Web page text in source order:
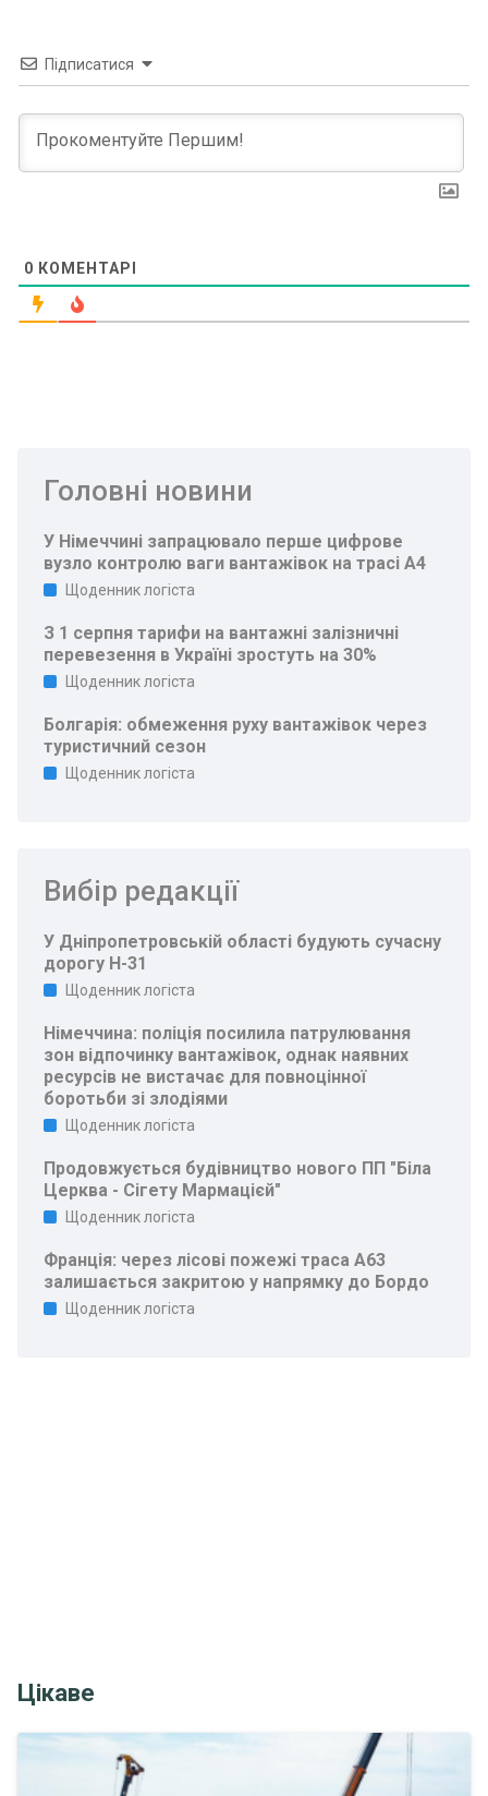
Підписатися
0 КОМЕНТАРІ
Головні новини
У Німеччині запрацювало перше цифрове
вузло контролю ваги вантажівок на трасі A4
Щоденник логіста
З 1 серпня тарифи на вантажні залізничні
перевезення в Україні зростуть на 30%
Щоденник логіста
Болгарія: обмеження руху вантажівок через
туристичний сезон
Щоденник логіста
Вибір редакції
У Дніпропетровській області будують сучасну
дорогу Н-31
Щоденник логіста
Німеччина: поліція посилила патрулювання
зон відпочинку вантажівок, однак наявних
ресурсів не вистачає для повноцінної
боротьби зі злодіями
Щоденник логіста
Продовжується будівництво нового ПП "Біла
Церква - Сігету Мармацієй"
Щоденник логіста
Франція: через лісові пожежі траса A63
залишається закритою у напрямку до Бордо
Щоденник логіста
Цікаве